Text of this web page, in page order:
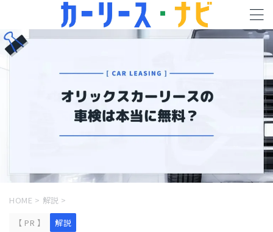
HOME > 解説 >
【 PR 】
解説